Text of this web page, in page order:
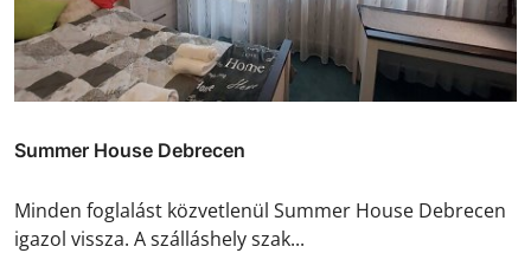
Summer House Debrecen
Minden foglalást közvetlenül Summer House Debrecen
igazol vissza. A szálláshely szak...